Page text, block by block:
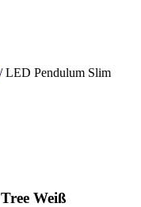
/ LED Pendulum Slim
Weiß